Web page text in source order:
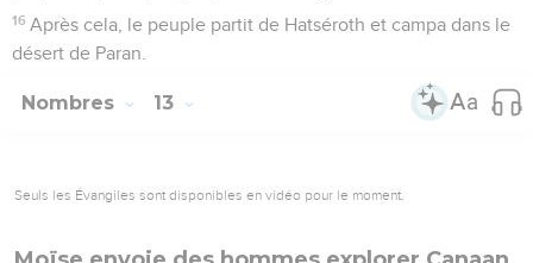
16 Après cela, le peuple partit de Hatséroth et campa dans le
désert de Paran.
Nombres 13
Seuls les Évangiles sont disponibles en vidéo pour le moment.